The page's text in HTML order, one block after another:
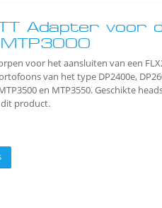
Adapter voor
voor het aansluiten van een
van het type DP2400e,
en MTP3550. Geschikte
dit product.